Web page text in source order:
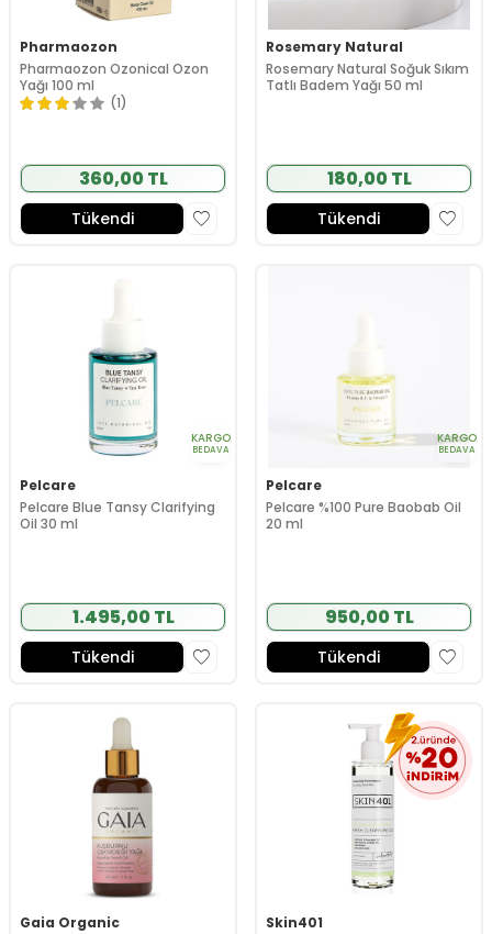
Pharmaozon
Pharmaozon Ozonical Ozon
Yağı 100 ml
(1)
360,00 TL
Tükendi
Rosemary Natural
Rosemary Natural Soğuk Sıkım
Tatlı Badem Yağı 50 ml
180,00 TL
Tükendi
KARGO
BEDAVA
Pelcare
Pelcare Blue Tansy Clarifying
Oil 30 ml
1.495,00 TL
Tükendi
KARGO
BEDAVA
Pelcare
Pelcare %100 Pure Baobab Oil
20 ml
950,00 TL
Tükendi
Gaia Organic
Skin401